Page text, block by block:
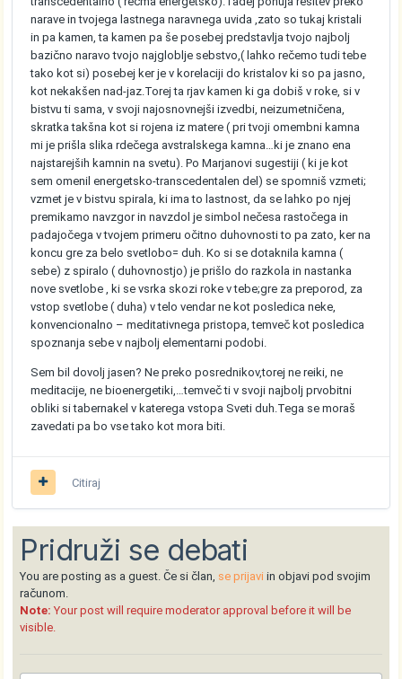
narave in tvojega lastnega naravnega uvida ,zato so tukaj kristali
in pa kamen, ta kamen pa še posebej predstavlja tvojo najbolj
bazično naravo tvojo najgloblje sebstvo,( lahko rečemo tudi tebe
tako kot si) posebej ker je v korelaciji do kristalov ki so pa jasno,
kot nekakšen nad-jaz.Torej ta rjav kamen ki ga dobiš v roke, si v
bistvu ti sama, v svoji najosnovnejši izvedbi, neizumetničena,
skratka takšna kot si rojena iz matere ( pri tvoji omembni kamna
mi je prišla slika rdečega avstralskega kamna…ki je znano ena
najstarejših kamnin na svetu). Po Marjanovi sugestiji ( ki je kot
sem omenil energetsko-transcedentalen del) se spomniš vzmeti;
vzmet je v bistvu spirala, ki ima to lastnost, da se lahko po njej
premikamo navzgor in navzdol je simbol nečesa rastočega in
padajočega v tvojem primeru očitno duhovnosti to pa zato, ker na
koncu gre za belo svetlobo= duh. Ko si se dotaknila kamna (
sebe) z spiralo ( duhovnostjo) je prišlo do razkola in nastanka
nove svetlobe , ki se vsrka skozi roke v tebe;gre za preporod, za
vstop svetlobe ( duha) v telo vendar ne kot posledica neke,
konvencionalno – meditativnega pristopa, temveč kot posledica
spoznanja sebe v najbolj elementarni podobi.
Sem bil dovolj jasen? Ne preko posrednikov,torej ne reiki, ne
meditacije, ne bioenergetiki,…temveč ti v svoji najbolj prvobitni
obliki si tabernakel v katerega vstopa Sveti duh.Tega se moraš
zavedati pa bo vse tako kot mora biti.
Citiraj
Pridruži se debati
You are posting as a guest. Če si član, se prijavi in objavi pod svojim
računom.
Note: Your post will require moderator approval before it will be
visible.